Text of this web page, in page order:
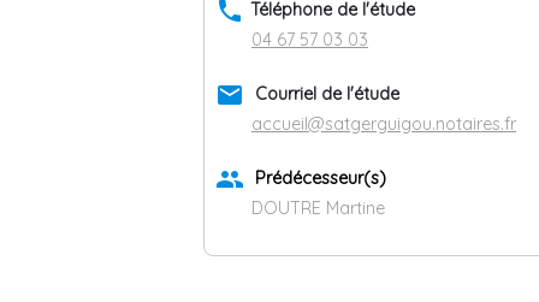
phone Téléphone de l'étude
04 67 57 03 03
email
Courriel de l'étude
accueil@satgerguigou.notaires.fr
group
Prédécesseur(s)
DOUTRE Martine